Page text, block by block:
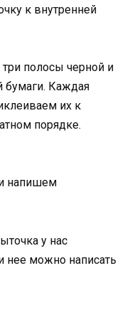
к внутренней
полосы черной и
бумаги. Каждая
их к
порядке.
напишем
у нас
нее можно написать